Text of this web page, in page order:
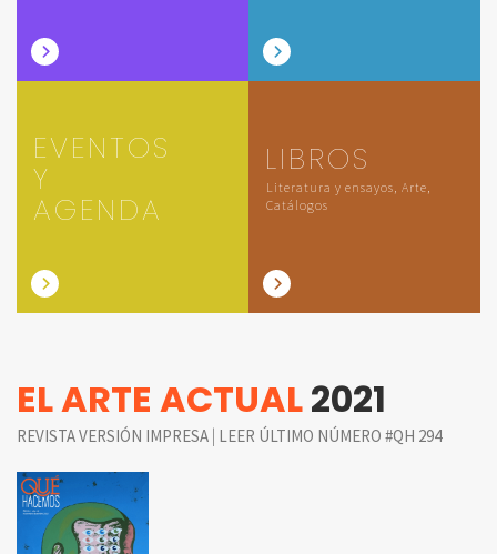
EVENTOS
Y
AGENDA
LIBROS
Literatura y ensayos, Arte,
Catálogos
EL ARTE ACTUAL2021
REVISTA VERSIÓN IMPRESA | LEER ÚLTIMO NÚMERO #QH 294